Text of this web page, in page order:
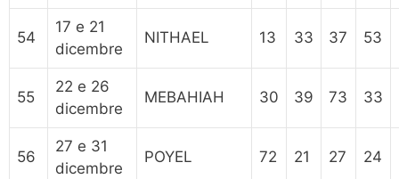
54
17 e 21
dicembre
NITHAEL 13 33 37 53
55
22 e 26
dicembre
MEBAHIAH 30 39 73 33
56
27 e 31
dicembre
POYEL 72 21 27 24